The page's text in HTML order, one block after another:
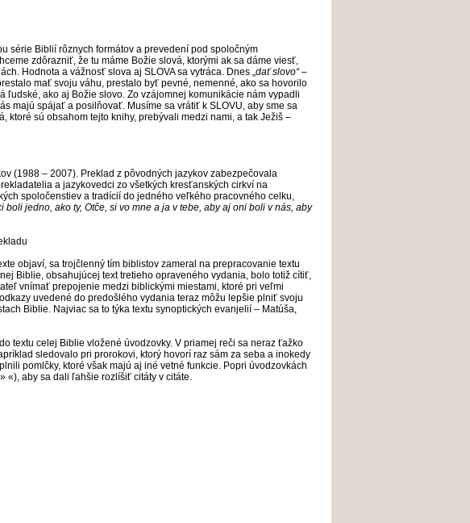
série Biblií rôznych formátov a prevedení pod spoločným
zdôrazniť, že tu máme Božie slová, ktorými ak sa dáme viesť,
Hodnota a vážnosť slova aj SLOVA sa vytráca. Dnes „dať slovo“–
mať svoju váhu, prestalo byť pevné, nemenné, ako sa hovorilo
ľudské, ako aj Božie slovo. Zo vzájomnej komunikácie nám vypadli
majú spájať a posilňovať. Musíme sa vrátiť k SLOVU, aby sme sa
sú obsahom tejto knihy, prebývali medzi nami, a tak Ježiš –
(1988 – 2007). Preklad z pôvodných jazykov zabezpečovala
a jazykovedci zo všetkých kresťanských cirkví na
spoločenstiev a tradícií do jedného veľkého pracovného celku,
boli jedno, ako ty, Otče, si vo mne a ja v tebe, aby aj oni boli v nás, aby
objaví, sa trojčlenný tím biblistov zameral na prepracovanie textu
Biblie, obsahujúcej text tretieho opraveného vydania, bolo totiž cítiť,
vnímať prepojenie medzi biblickými miestami, ktoré pri veľmi
uvedené do predošlého vydania teraz môžu lepšie plniť svoju
Biblie. Najviac sa to týka textu synoptických evanjelií – Matúša,
textu celej Biblie vložené úvodzovky. V priamej reči sa neraz ťažko
sledovalo pri prorokovi, ktorý hovorí raz sám za seba a inokedy
pomlčky, ktoré však majú aj iné vetné funkcie. Popri úvodzovkách
«), aby sa dali ľahšie rozlíšiť citáty v citáte.